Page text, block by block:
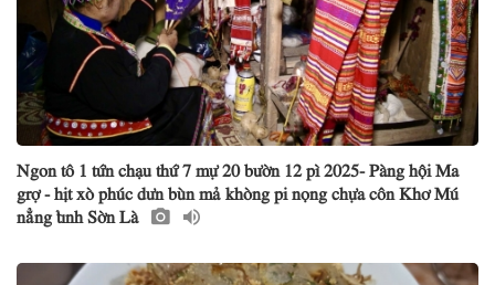
Ngon tô 1 tứn chạu thứ 7 mự 20 bườn 12 pì 2025- Pàng hội Ma
grợ - hịt xò phúc dưn bùn mả khòng pi nọng chựa côn Khơ Mú
nẳng tỉnh Sờn Là